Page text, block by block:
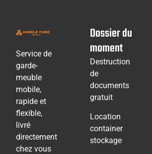
Service de
garde-
meuble
mobile,
rapide et
flexible,
livré
directement
chez vous
Dossier du
moment
Destruction
de
documents
gratuit
Location
container
stockage